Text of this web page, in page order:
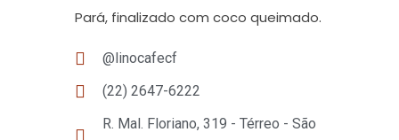
Pará, finalizado com coco queimado.
@linocafecf
‭(22) 2647-6222‬
R. Mal. Floriano, 319 - Térreo - São